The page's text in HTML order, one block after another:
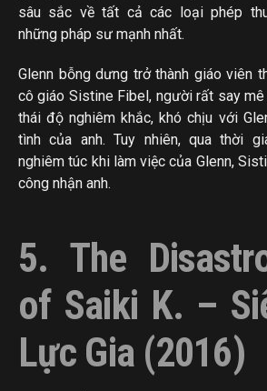
sâu sắc về tất cả các loại phép
những pháp sư mạnh nhất.
Glenn bỗng dưng trở thành giáo viên
cô giáo Sistine Fibel, người rất say
thái độ nghiêm khắc, khó chịu với
tình của anh. Tuy nhiên, qua thời
nghiêm túc khi làm việc của Glenn,
công nhận anh.
5. The
of Saiki K. –
Lực Gia (2016)